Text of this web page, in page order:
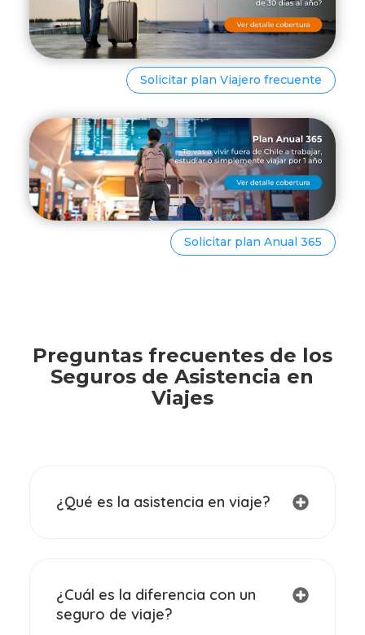
Solicitar plan Viajero frecuente
Solicitar plan Anual 365
Preguntas frecuentes de los
Seguros de Asistencia en
Viajes
¿Qué es la asistencia en viaje?
¿Cuál es la diferencia con un
seguro de viaje?